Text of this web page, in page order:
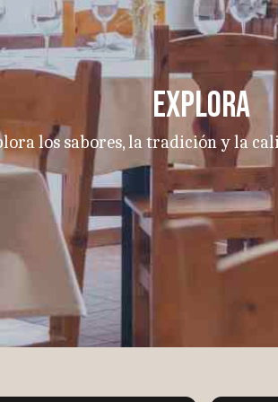
EXPLORA
los sabores, la tradición y la